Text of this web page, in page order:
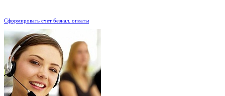
Сформировать счет безнал. оплаты